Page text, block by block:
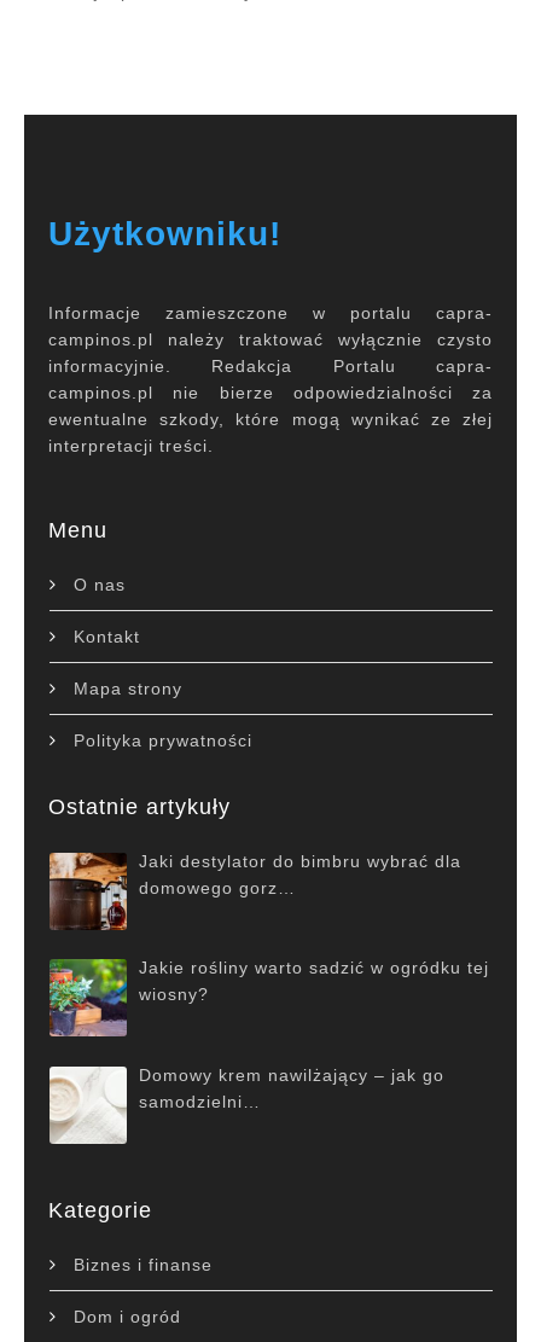
Użytkowniku!
Informacje zamieszczone w portalu capra-
campinos.pl należy traktować wyłącznie czysto
informacyjnie. Redakcja Portalu capra-
campinos.pl nie bierze odpowiedzialności za
ewentualne szkody, które mogą wynikać ze złej
interpretacji treści.
Menu
O nas
Kontakt
Mapa strony
Polityka prywatności
Ostatnie artykuły
Jaki destylator do bimbru wybrać dla
domowego gorz…
Jakie rośliny warto sadzić w ogródku tej
wiosny?
Domowy krem nawilżający – jak go
samodzielni…
Kategorie
Biznes i finanse
Dom i ogród